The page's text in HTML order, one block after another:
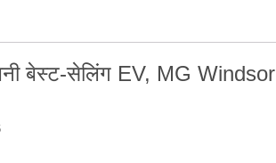
बेस्ट-सेलिंग EV, MG Windsor